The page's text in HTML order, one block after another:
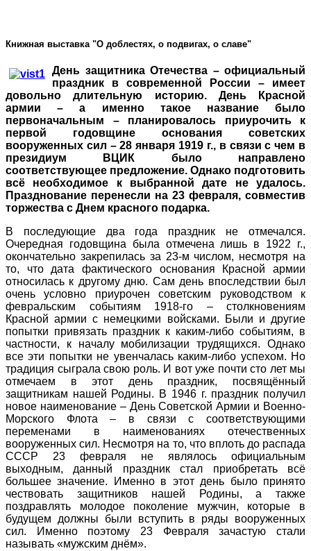
Книжная выставка "О доблестях, о подвигах, о славе"
День защитника Отечества – официальный
праздник в современной России – имеет
довольно длительную историю. День Красной
армии – а именно такое название было
первоначальным – планировалось приурочить к
первой годовщине основания советских
вооруженных сил – 28 января 1919 г., в связи с чем в
президиум ВЦИК было направлено
соответствующее предложение. Однако подготовить
всё необходимое к выбранной дате не удалось.
Празднование перенесли на 23 февраля, совместив
торжества с Днем красного подарка.
В последующие два года праздник не отмечался.
Очередная годовщина была отмечена лишь в 1922 г.,
окончательно закрепилась за 23-м числом, несмотря на
то, что дата фактического основания Красной армии
относилась к другому дню. Сам день впоследствии был
очень условно приурочен советским руководством к
февральским событиям 1918-го – столкновениям
Красной армии с немецкими войсками. Были и другие
попытки привязать праздник к каким-либо событиям, в
частности, к началу мобилизации трудящихся. Однако
все эти попытки не увенчалась каким-либо успехом. Но
традиция сыграла свою роль. И вот уже почти сто лет мы
отмечаем в этот день праздник, посвящённый
защитникам нашей Родины. В 1946 г. праздник получил
новое наименование – День Советской Армии и Военно-
Морского Флота – в связи с соответствующими
переменами в наименованиях отечественных
вооруженных сил. Несмотря на то, что вплоть до распада
СССР 23 февраля не являлось официальным
выходным, данный праздник стал приобретать всё
большее значение. Именно в этот день было принято
чествовать защитников нашей Родины, а также
поздравлять молодое поколение мужчин, которые в
будущем должны были вступить в ряды вооруженных
сил. Именно поэтому 23 Февраля зачастую стали
называть «мужским днём».